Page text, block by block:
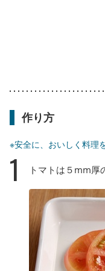
作り方
※安全に、おいしく料理
1 トマトは５mm厚